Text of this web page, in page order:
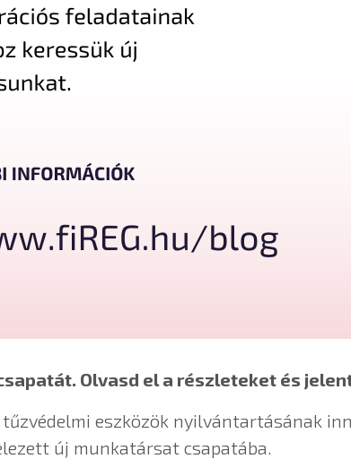
Olvasd el a részleteket és
tűzvédelmi eszközök nyilvántartásának
új munkatársat csapatába.